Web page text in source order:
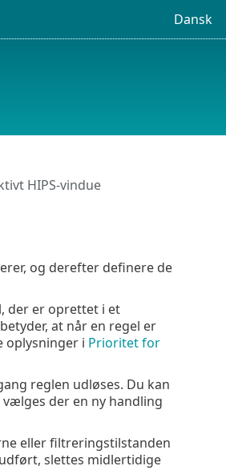
Dansk
HIPS-vindue
og derefter definere de
der er oprettet i et
at når en regel er
oplysninger i Prioritet for
reglen udløses. Du kan
der en ny handling
eller filtreringstilstanden
slettes midlertidige